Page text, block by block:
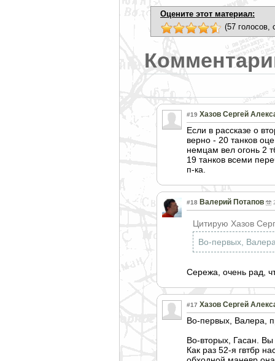
Оцените этот материал:
(57 голосов,
#19 Хазов Сергей
Если в рассказе о
верно - 20 танков
немцам вел огонь 2
19 танков всеми
п-ка.
#18 Валерий Потапов
Цитирую Хазов
Во-первых,
Сережа, очень рад,
#17 Хазов Сергей
Во-первых, Валера,
Во-вторых, Гасан.
Как раз 52-я гвтбр